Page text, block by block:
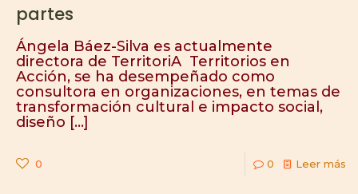
partes
Ángela Báez-Silva es actualmente
directora de TerritoriA Territorios en
Acción, se ha desempeñado como
consultora en organizaciones, en temas de
transformación cultural e impacto social,
diseño […]
0 0 Leer más